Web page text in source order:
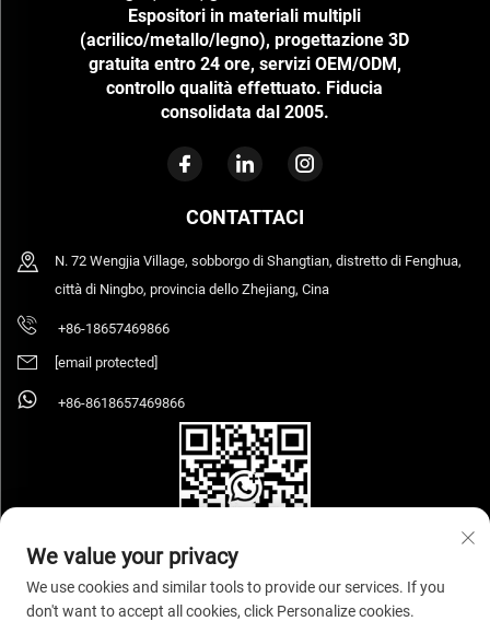
Espositori in materiali multipli
(acrilico/metallo/legno), progettazione 3D
gratuita entro 24 ore, servizi OEM/ODM,
controllo qualità effettuato. Fiducia
consolidata dal 2005.
CONTATTACI
N. 72 Wengjia Village, sobborgo di Shangtian, distretto di Fenghua,
città di Ningbo, provincia dello Zhejiang, Cina
+86-18657469866
[email protected]
+86-8618657469866
Copyright © 2026 Ningbo Sihooz Furniture Industry And Trade Co., Ltd. Tutti i
We value your privacy
We use cookies and similar tools to provide our services. If you
don't want to accept all cookies, click Personalize cookies.